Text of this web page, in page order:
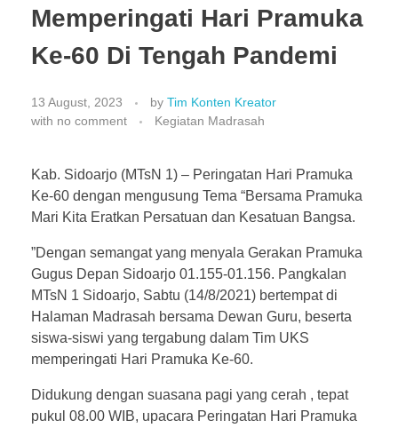
Memperingati Hari Pramuka
Ke-60 Di Tengah Pandemi
13 August, 2023 by Tim Konten Kreator
with no comment Kegiatan Madrasah
Kab. Sidoarjo (MTsN 1) – Peringatan Hari Pramuka
Ke-60 dengan mengusung Tema “Bersama Pramuka
Mari Kita Eratkan Persatuan dan Kesatuan Bangsa.
”Dengan semangat yang menyala Gerakan Pramuka
Gugus Depan Sidoarjo 01.155-01.156. Pangkalan
MTsN 1 Sidoarjo, Sabtu (14/8/2021) bertempat di
Halaman Madrasah bersama Dewan Guru, beserta
siswa-siswi yang tergabung dalam Tim UKS
memperingati Hari Pramuka Ke-60.
Didukung dengan suasana pagi yang cerah , tepat
pukul 08.00 WIB, upacara Peringatan Hari Pramuka